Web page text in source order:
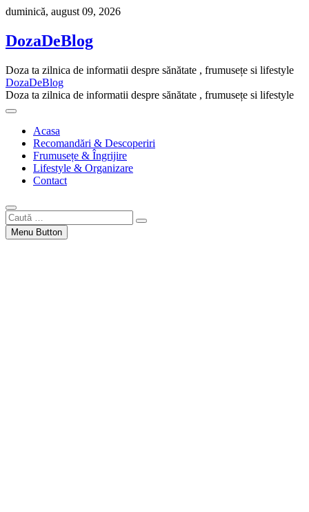
Skip
content
duminică, august 09, 2026
DozaDeBlog
Doza ta zilnica de informatii despre sănătate , frumusețe si lifestyle
DozaDeBlog
Doza ta zilnica de informatii despre sănătate , frumusețe si lifestyle
Acasa
Recomandări & Descoperiri
Frumusețe & Îngrijire
Lifestyle & Organizare
Contact
Caută
…Menu Button